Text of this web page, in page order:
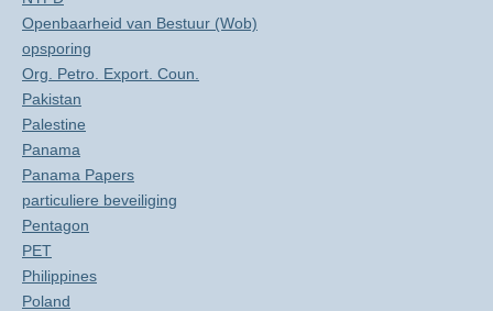
Openbaarheid van Bestuur (Wob)
opsporing
Org. Petro. Export. Coun.
Pakistan
Palestine
Panama
Panama Papers
particuliere beveiliging
Pentagon
PET
Philippines
Poland